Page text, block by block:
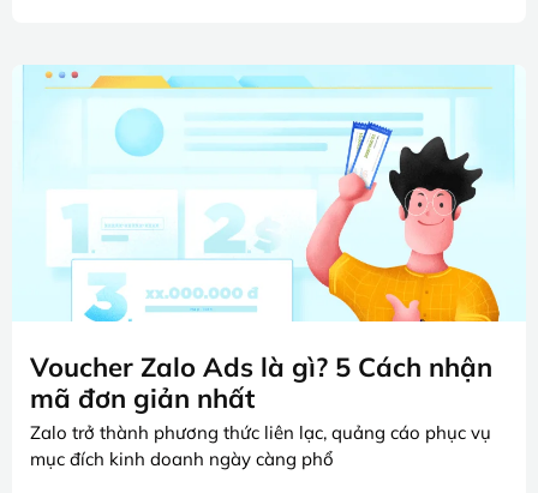
Voucher Zalo Ads là gì? 5 Cách nhận
mã đơn giản nhất
Zalo trở thành phương thức liên lạc, quảng cáo phục vụ
mục đích kinh doanh ngày càng phổ